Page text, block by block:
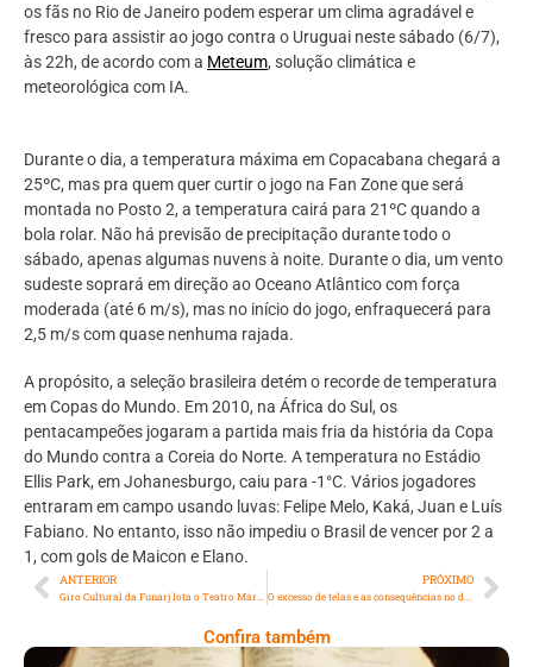
os fãs no Rio de Janeiro podem esperar um clima agradável e
fresco para assistir ao jogo contra o Uruguai neste sábado (6/7),
às 22h, de acordo com a Meteum, solução climática e
meteorológica com IA.
Durante o dia, a temperatura máxima em Copacabana chegará a
25ºC, mas pra quem quer curtir o jogo na Fan Zone que será
montada no Posto 2, a temperatura cairá para 21ºC quando a
bola rolar. Não há previsão de precipitação durante todo o
sábado, apenas algumas nuvens à noite. Durante o dia, um vento
sudeste soprará em direção ao Oceano Atlântico com força
moderada (até 6 m/s), mas no início do jogo, enfraquecerá para
2,5 m/s com quase nenhuma rajada.
A propósito, a seleção brasileira detém o recorde de temperatura
em Copas do Mundo. Em 2010, na África do Sul, os
pentacampeões jogaram a partida mais fria da história da Copa
do Mundo contra a Coreia do Norte. A temperatura no Estádio
Ellis Park, em Johanesburgo, caiu para -1°C. Vários jogadores
entraram em campo usando luvas: Felipe Melo, Kaká, Juan e Luís
Fabiano. No entanto, isso não impediu o Brasil de vencer por 2 a
1, com gols de Maicon e Elano.
ANTERIOR PRÓXIMO
Confira também